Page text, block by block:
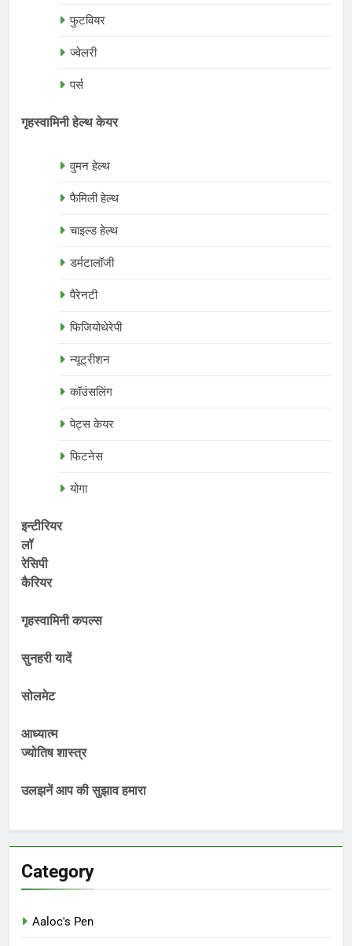
फुटवियर
ज्वेलरी
पर्स
गृहस्वामिनी हेल्थ केयर
वुमन हेल्थ
फैमिली हेल्थ
चाइल्ड हेल्थ
डर्मटालॉजी
पैरेनटी
फिजियोथेरेपी
न्यूट्रीशन
कॉउंसलिंग
पेट्स केयर
फिटनेस
योगा
इन्टीरियर
लॉ
रेसिपी
कैरियर
गृहस्वामिनी कपल्स
सुनहरी यादें
सोलमेट
आध्यात्म
ज्योतिष शास्त्र
उलझनें आप की सुझाव हमारा
Category
Aaloc's Pen